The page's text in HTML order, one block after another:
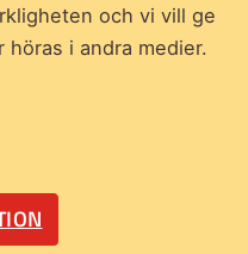
och vi vill ge
i andra medier.